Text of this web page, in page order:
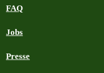
FAQ
Jobs
Presse